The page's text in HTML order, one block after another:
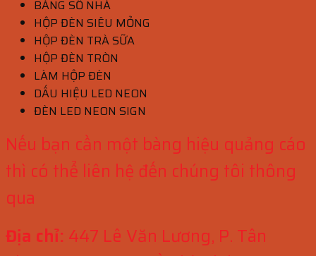
BẢNG SỐ NHÀ
HỘP ĐÈN SIÊU MỎNG
HỘP ĐÈN TRÀ SỮA
HỘP ĐÈN TRÒN
LÀM HỘP ĐÈN
DẤU HIỆU LED NEON
ĐÈN LED NEON SIGN
Nếu bạn cần một bàng hiệu quảng cáo
thì có thể liên hệ đến chúng tôi thông
qua
Địa chỉ: 447 Lê Văn Lương, P. Tân